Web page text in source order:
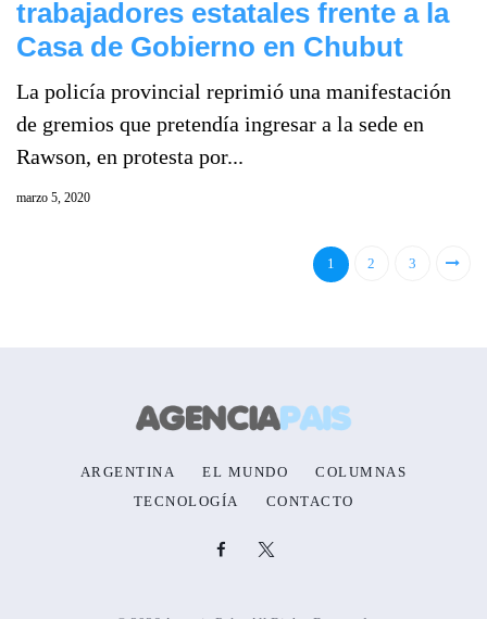
trabajadores estatales frente a la
Casa de Gobierno en Chubut
La policía provincial reprimió una manifestación
de gremios que pretendía ingresar a la sede en
Rawson, en protesta por...
marzo 5, 2020
1 2 3
ARGENTINA EL MUNDO
COLUMNAS
TECNOLOGÍA
CONTACTO